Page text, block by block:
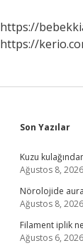
https://
https://
Son Yazılar
Kuzu
Ağustos 8, 2026
Nörolojide
Ağustos 8, 2026
Filament iplik
Ağustos 6, 2026